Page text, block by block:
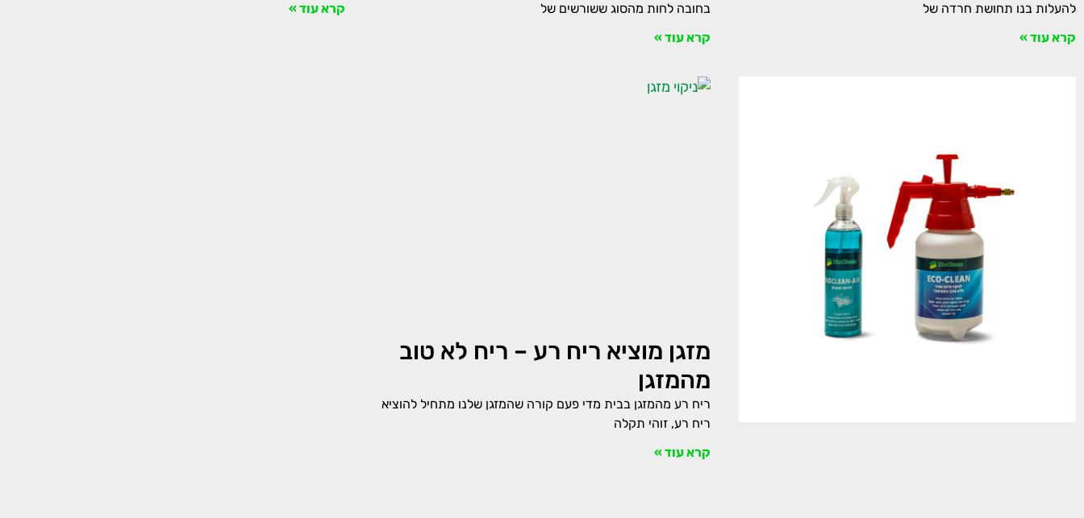
להעלות בנו תחושת חרדה של
קרא עוד »
בחובה לחות מהסוג ששורשים של
קרא עוד »
קרא עוד »
מזגן מוציא ריח רע – ריח לא טוב
מהמזגן
ריח רע מהמזגן בבית מדי פעם קורה שהמזגן שלנו מתחיל להוציא
ריח רע, זוהי תקלה
קרא עוד »